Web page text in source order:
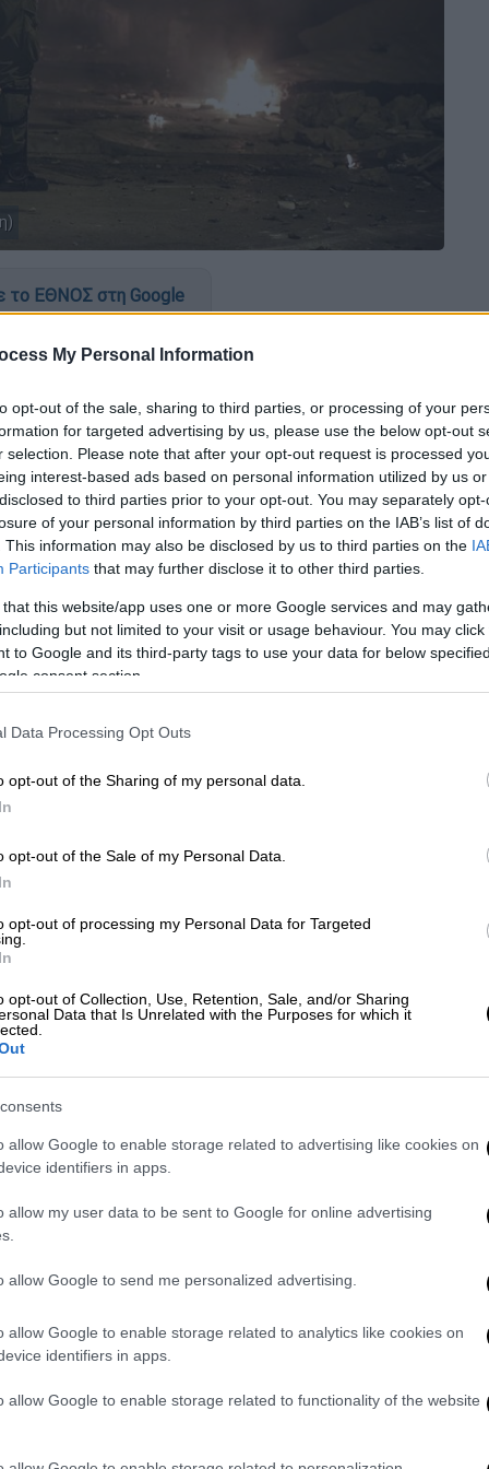
My Personal Information
opt-out of the sale, sharing to third parties, or processing of your
for targeted advertising by us, please use the below opt-out
selection. Please note that after your opt-out request is processed
interest-based ads based on personal information utilized by us
to third parties prior to your opt-out. You may separately
of your personal information by third parties on the IAB’s list of
This information may also be disclosed by us to third parties on the
Participants that may further disclose it to other third parties.
that this website/app uses one or more Google services and may
but not limited to your visit or usage behaviour. You may
to Google and its third-party tags to use your data for below
consent section.
Data Processing Opt Outs
opt-out of the Sharing of my personal data.
opt-out of the Sale of my Personal Data.
opt-out of processing my Personal Data for Targeted
opt-out of Collection, Use, Retention, Sale, and/or Sharing
Data that Is Unrelated with the Purposes for which it
allow Google to enable storage related to advertising like cookies on
identifiers in apps.
allow my user data to be sent to Google for online advertising
allow Google to send me personalized advertising.
allow Google to enable storage related to analytics like cookies on
identifiers in apps.
allow Google to enable storage related to functionality of the website
το ΕΘΝΟΣ στη Google
με διαταγή της
επέτειο του
μέτρα αναμένεται τελικά να φτάσουν τους
διμοιρίες από αστυνομικούς της
για κινητοποίηση που είναι
δεν υπήρχεlockdownκαιαπαγόρευση
Βορειοανατολικής Αττικής
πλαίσιο της 47ης Επετείου του
αστυνομικών δυνάμεων που είναι
δε, όπως η δική μας, η αύξηση δυνάμεων
η β΄ φάση της πανδημίας βρίσκεται σε
μέτρα, κάθετα. Είναι, λοιπόν, απορίας
Υπάρχει ή όχι απαγόρευση και
θα διατεθούν, έστω και
ενδεχόμενων έκτακτων περιστατικών
στις αστυνομικές υπηρεσίες
Αθηνών, η οποία θέτει θέμα κινδύνου
ΕΛ.ΑΣ.
ώστε να συμβαδίζει με τα υγειονομικά
που έχουν ήδη διαταχθεί καλύπτουν με
ειδάλλως δηλώνουμε ότι θα προβούμε
κατά παντός υπευθύνου για την μη
για την αποφυγή διασποράς του
της υγείας τόσο των αστυνομικών
πολιτών».
θα εκτελέσουν υπηρεσία
σύνολο των υπηρεσιών της ΕΛ.ΑΣΑργά
ο αρχηγός της ΕΛ.ΑΣ., Μιχάλης
ημέρες τις πορείες και τις
ενώ προβλέπονται πρόστιμα ύψους
ευρώ στα φυσικά πρόσωπα, τα οποία